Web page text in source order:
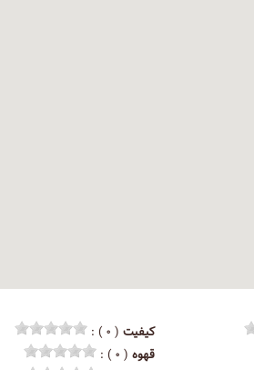
کیفیت ( ۰ ) :
قهوه ( ۰ ) :